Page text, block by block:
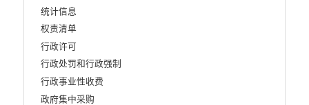
统计信息
权责清单
行政许可
行政处罚和行政强制
行政事业性收费
政府集中采购